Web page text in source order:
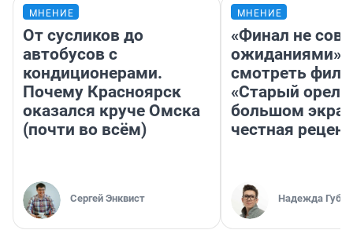
МНЕНИЕ
От сусликов до
автобусов с
кондиционерами.
Почему Красноярск
оказался круче Омска
(почти во всём)
Сергей Энквист
МНЕНИЕ
«Финал не
ожиданиями»:
смотреть
«Старый орел»
большом
честная
Надежда